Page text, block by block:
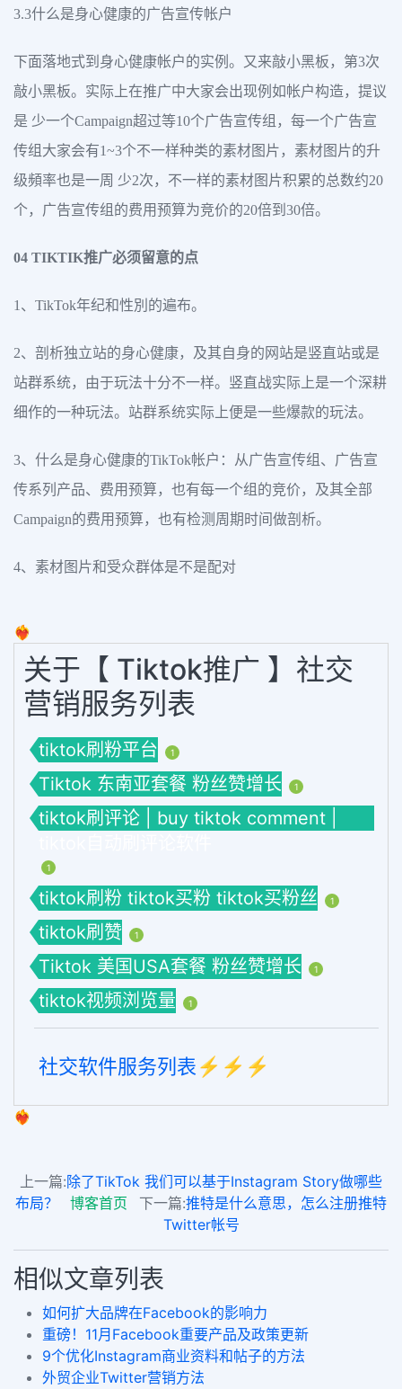
3.3什么是身心健康的广告宣传帐户
下面落地式到身心健康帐户的实例。又来敲小黑板，第3次
敲小黑板。实际上在推广中大家会出现例如帐户构造，提议
是 少一个Campaign超过等10个广告宣传组，每一个广告宣
传组大家会有1~3个不一样种类的素材图片，素材图片的升
级頻率也是一周 少2次，不一样的素材图片积累的总数约20
个，广告宣传组的费用预算为竞价的20倍到30倍。
04 TIKTIK推广必须留意的点
1、TikTok年纪和性別的遍布。
2、剖析独立站的身心健康，及其自身的网站是竖直站或是
站群系统，由于玩法十分不一样。竖直战实际上是一个深耕
细作的一种玩法。站群系统实际上便是一些爆款的玩法。
3、什么是身心健康的TikTok帐户：从广告宣传组、广告宣
传系列产品、费用预算，也有每一个组的竞价，及其全部
Campaign的费用预算，也有检测周期时间做剖析。
4、素材图片和受众群体是不是配对
❤️‍🔥
关于【 Tiktok推广 】社交
营销服务列表
tiktok刷粉平台 1
Tiktok 东南亚套餐 粉丝赞增长 1
tiktok刷评论 | buy tiktok comment |
1
tiktok刷粉 tiktok买粉 tiktok买粉丝 1
tiktok刷赞 1
Tiktok 美国USA套餐 粉丝赞增长 1
tiktok视频浏览量 1
社交软件服务列表⚡️⚡️⚡️
❤️‍🔥
上一篇:除了TikTok 我们可以基于Instagram Story做哪些
布局？
博客首页 下一篇:推特是什么意思，怎么注册推特
Twitter帐号
相似文章列表
如何扩大品牌在Facebook的影响力
重磅！11月Facebook重要产品及政策更新
9个优化Instagram商业资料和帖子的方法
外贸企业Twitter营销方法